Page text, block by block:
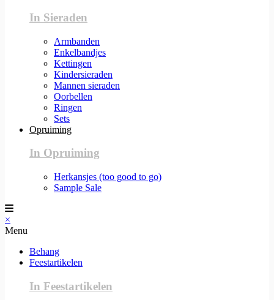
In Sieraden
Armbanden
Enkelbandjes
Kettingen
Kindersieraden
Mannen sieraden
Oorbellen
Ringen
Sets
Opruiming
In Opruiming
Herkansjes (too good to go)
Sample Sale
×
Menu
Behang
Feestartikelen
In Feestartikelen